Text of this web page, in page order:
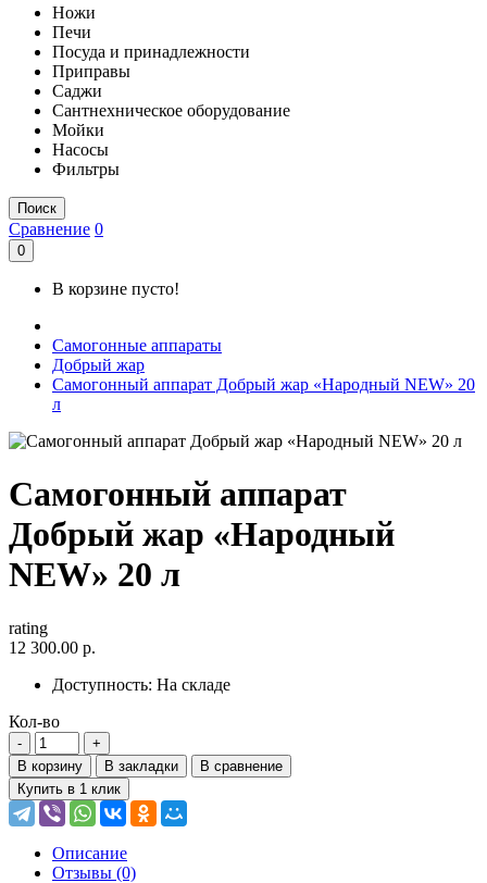
Ножи
Печи
Посуда и принадлежности
Приправы
Саджи
Сантнехническое оборудование
Мойки
Насосы
Фильтры
Поиск
Сравнение 0
0
В корзине пусто!
Самогонные аппараты
Добрый жар
Самогонный аппарат Добрый жар «Народный NEW» 20
л
Самогонный аппарат
Добрый жар «Народный
NEW» 20 л
rating
12 300.00 р.
Доступность: На складе
Кол-во
В корзину В закладки
В сравнение
Купить в 1 клик
Описание
Отзывы (0)